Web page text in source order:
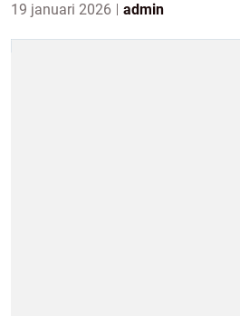
19 januari 2026 admin